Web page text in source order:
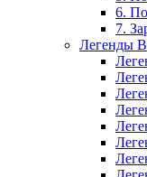
6.
7.
Легенды